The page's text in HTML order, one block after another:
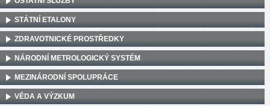
STÁTNÍ ETALONY
ZDRAVOTNICKÉ PROSTŘEDKY
NÁRODNÍ METROLOGICKÝ SYSTÉM
MEZINÁRODNÍ SPOLUPRÁCE
VĚDA A VÝZKUM